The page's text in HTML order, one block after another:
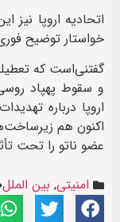
اتحادیه اروپا
خواستار توضیح
گفتنی‌است که
و سقوط پهپاد
اروپا درباره
اکنون هم
عضو ناتو را تحت
امنیتی, بین الملل